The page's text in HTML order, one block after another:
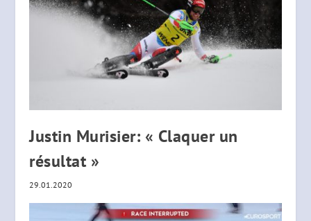
Justin Murisier: « Claquer un
résultat »
29.01.2020